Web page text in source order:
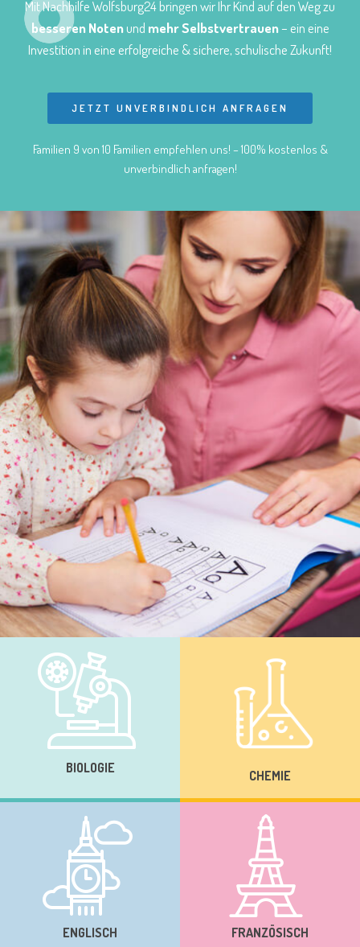
Mit Nachhilfe Wolfsburg24 bringen wir Ihr Kind auf den Weg zu
besseren Notenund mehr Selbstvertrauen– ein eine
Investition in eine erfolgreiche & sichere, schulische Zukunft!
JETZT UNVERBINDLICH ANFRAGEN
Familien 9 von 10 Familien empfehlen uns! – 100% kostenlos &
unverbindlich anfragen!
BIOLOGIE CHEMIE
ENGLISCH FRANZÖSISCH